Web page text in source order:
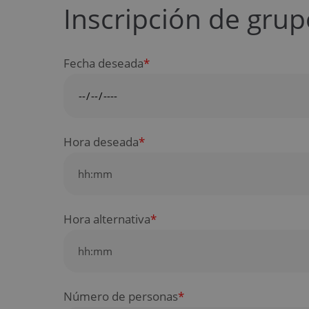
Inscripción de
Fecha deseada*
Hora deseada*
Hora alternativa*
Número de personas*